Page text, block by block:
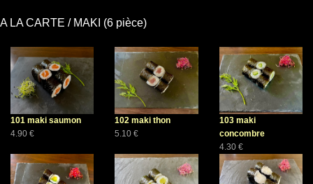
A LA CARTE / MAKI (6 pièce)
101 maki saumon
4.90 €
102 maki thon
5.10 €
103 maki
concombre
4.30 €